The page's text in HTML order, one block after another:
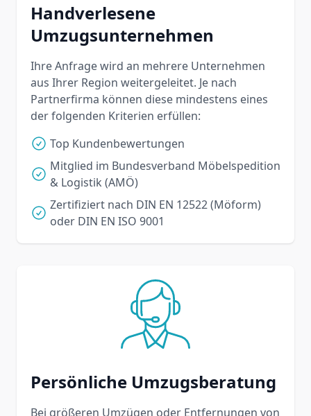
Handverlesene
Umzugsunternehmen
Ihre Anfrage wird an mehrere Unternehmen
aus Ihrer Region weitergeleitet. Je nach
Partnerfirma können diese mindestens eines
der folgenden Kriterien erfüllen:
Top Kundenbewertungen
Mitglied im Bundesverband Möbelspedition
& Logistik (AMÖ)
Zertifiziert nach DIN EN 12522 (Möform)
oder DIN EN ISO 9001
Persönliche Umzugsberatung
Bei größeren Umzügen oder Entfernungen von